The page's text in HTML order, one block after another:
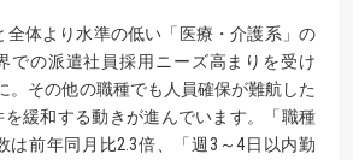
全体より水準の低い「医療・介護系」の
での派遣社員採用ニーズ高まりを受け
。その他の職種でも人員確保が難航した
を緩和する動きが進んでいます。「職種
は前年同月比2.3倍、「週3～4日以内勤